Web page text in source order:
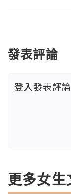
發表評論
登入發表評論
更多女生